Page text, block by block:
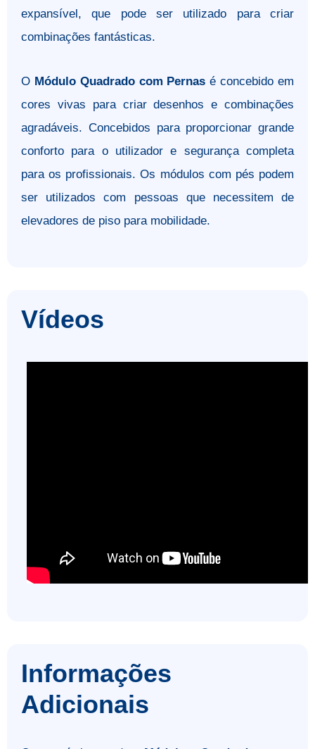
expansível, que pode ser utilizado para criar
combinações fantásticas.
O Módulo Quadrado com Pernas é concebido em
cores vivas para criar desenhos e combinações
agradáveis. Concebidos para proporcionar grande
conforto para o utilizador e segurança completa
para os profissionais. Os módulos com pés podem
ser utilizados com pessoas que necessitem de
elevadores de piso para mobilidade.
Vídeos
Informações
Adicionais